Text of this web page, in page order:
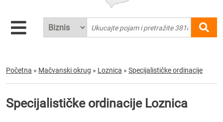
Početna » Mačvanski okrug » Loznica » Specijalističke ordinacije
Specijalističke ordinacije Loznica